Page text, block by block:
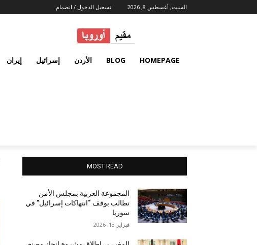
السبت, أغسطس 8, 2026 تسجيل الدخول / انضمام
HOMEPAGE
BLOG الأردن إسرائيل إيران
MOST READ
المجموعة العربية بمجلس الأمن
تطالب بوقف “انتهاكات إسرائيل” في
سوريا
فبراير 13, 2026